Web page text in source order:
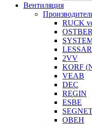
Вентиляция
RUCK
LESSAR
2VV
KORF
VEAB
DEC
REGIN
ESBE
ОВЕН